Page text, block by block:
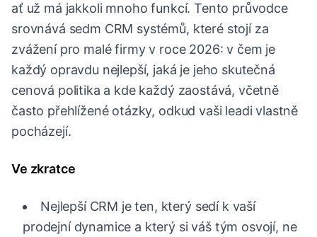
ať už má jakkoli mnoho funkcí. Tento průvodce
srovnává sedm CRM systémů, které stojí za
zvážení pro malé firmy v roce 2026: v čem je
každý opravdu nejlepší, jaká je jeho skutečná
cenová politika a kde každý zaostává, včetně
často přehlížené otázky, odkud vaši leadi vlastně
pocházejí.
Ve zkratce
Nejlepší CRM je ten, který sedí k vaší
prodejní dynamice a který si váš tým osvojí, ne